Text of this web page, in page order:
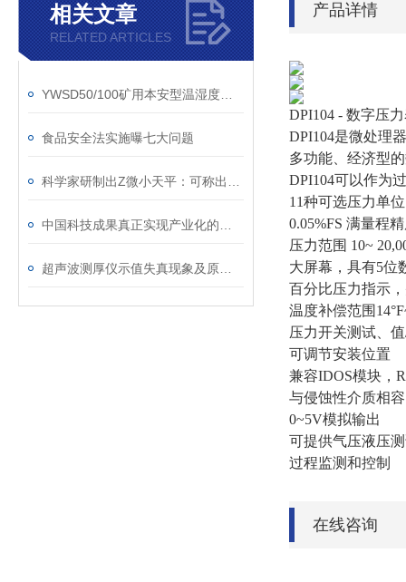
相关文章
RELATED ARTICLES
食品安全法实施曝七大问题
产品详情
DPI104 - 数字压
DPI104是微处理
多功能、经济型
DPI104可以作为
11种可选压力单位
0.05%FS 满量程
压力范围 10~
大屏幕，具有5位
百分比压力指示
温度补偿范围
压力开关测试、
可调节安装位置
兼容IDOS模块，
与侵蚀性介质相
0~5V模拟输出
可提供气压液压
过程监测和控制
在线咨询